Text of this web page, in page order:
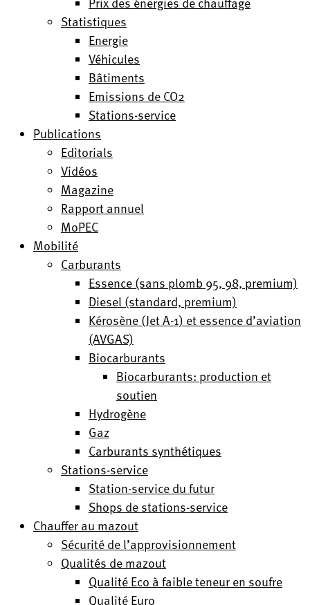
Statistiques
Energie
Véhicules
Bâtiments
Emissions de CO2
Stations-service
Publications
Editorials
Vidéos
Magazine
Rapport annuel
MoPEC
Mobilité
Carburants
Essence (sans plomb 95, 98, premium)
Diesel (standard, premium)
Kérosène (Jet A-1) et essence d’aviation
(AVGAS)
Biocarburants
Biocarburants: production et
soutien
Hydrogène
Gaz
Carburants synthétiques
Stations-service
Station-service du futur
Shops de stations-service
Chauffer au mazout
Sécurité de l’approvisionnement
Qualités de mazout
Qualité Eco à faible teneur en soufre
Qualité Euro